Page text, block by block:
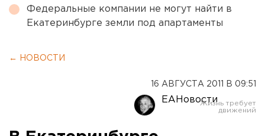
Федеральные компании не могут найти в
Екатеринбурге земли под апартаменты
← НОВОСТИ
16 АВГУСТА 2011 В 09:51
ЕАНовости